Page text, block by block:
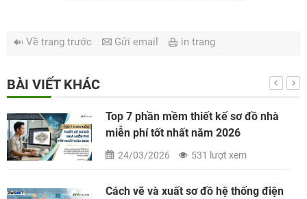
Về trang trước Gửi email in trang
BÀI VIẾT KHÁC
Top 7 phần mềm thiết kế sơ đồ nhà
miễn phí tốt nhất năm 2026
24/03/2026 531 lượt xem
Cách vẽ và xuất sơ đồ hệ thống điện